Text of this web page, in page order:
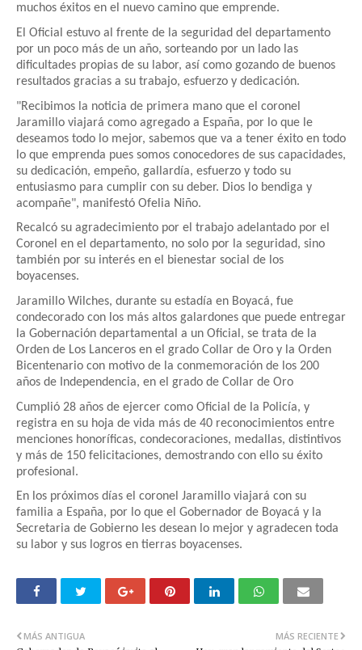
muchos éxitos en el nuevo camino que emprende.
El Oficial estuvo al frente de la seguridad del departamento
por un poco más de un año, sorteando por un lado las
dificultades propias de su labor, así como gozando de buenos
resultados gracias a su trabajo, esfuerzo y dedicación.
"Recibimos la noticia de primera mano que el coronel
Jaramillo viajará como agregado a España, por lo que le
deseamos todo lo mejor, sabemos que va a tener éxito en todo
lo que emprenda pues somos conocedores de sus capacidades,
su dedicación, empeño, gallardía, esfuerzo y todo su
entusiasmo para cumplir con su deber. Dios lo bendiga y
acompañe", manifestó Ofelia Niño.
Recalcó su agradecimiento por el trabajo adelantado por el
Coronel en el departamento, no solo por la seguridad, sino
también por su interés en el bienestar social de los
boyacenses.
Jaramillo Wilches, durante su estadía en Boyacá, fue
condecorado con los más altos galardones que puede entregar
la Gobernación departamental a un Oficial, se trata de la
Orden de Los Lanceros en el grado Collar de Oro y la Orden
Bicentenario con motivo de la conmemoración de los 200
años de Independencia, en el grado de Collar de Oro
Cumplió 28 años de ejercer como Oficial de la Policía, y
registra en su hoja de vida más de 40 reconocimientos entre
menciones honoríficas, condecoraciones, medallas, distintivos
y más de 150 felicitaciones, demostrando con ello su éxito
profesional.
En los próximos días el coronel Jaramillo viajará con su
familia a España, por lo que el Gobernador de Boyacá y la
Secretaria de Gobierno les desean lo mejor y agradecen toda
su labor y sus logros en tierras boyacenses.
MÁS RECIENTE
MÁS ANTIGUA